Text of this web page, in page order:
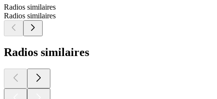
Radios similaires
Radios similaires
Radios similaires